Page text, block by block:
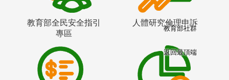
教育部全民安全指引
專區
人體研究倫理申訴
教育部社群
返回最頂端